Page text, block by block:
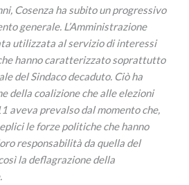
Cosenza ha subito un progressivo
generale. L’Amministrazione
utilizzata al servizio di interessi
hanno caratterizzato soprattutto
del Sindaco decaduto. Ciò ha
della coalizione che alle elezioni
aveva prevalso dal momento che,
le forze politiche che hanno
responsabilità da quella del
la deflagrazione della